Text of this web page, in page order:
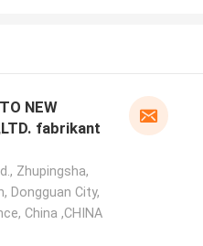
NEW
fabrikant
Zhupingsha,
Dongguan City,
China ,CHINA